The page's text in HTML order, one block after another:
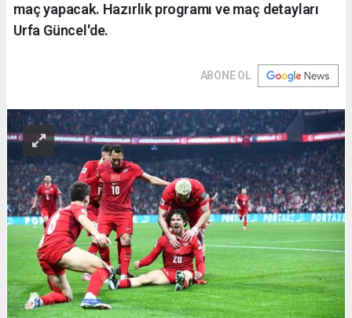
maç yapacak. Hazırlık programı ve maç detayları
Urfa Güncel'de.
ABONE OL